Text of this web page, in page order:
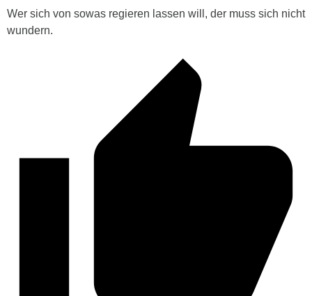
Wer sich von sowas regieren lassen will, der muss sich nicht
wundern.